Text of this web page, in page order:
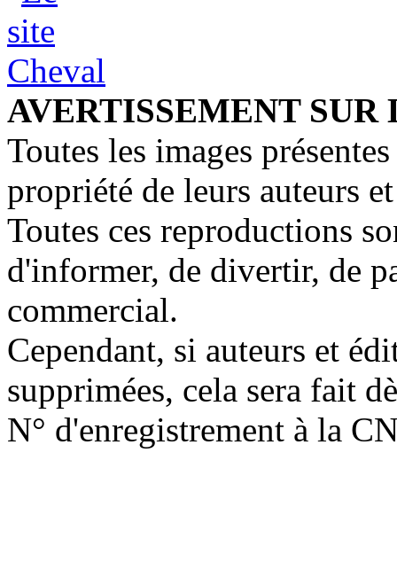
AVERTISSEMENT
Toutes les images
propriété de leurs auteurs
Toutes ces reproductions
d'informer, de divertir, de
commercial.
Cependant, si auteurs et
supprimées, cela sera fait
N° d'enregistrement à la